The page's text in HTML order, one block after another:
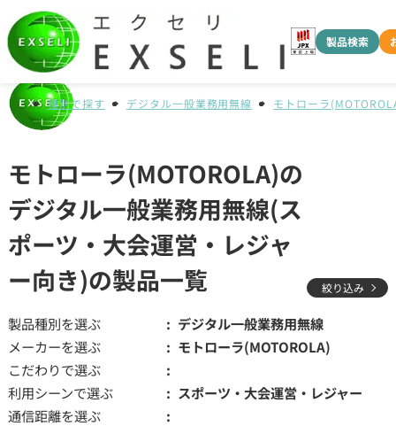
製品検索
種別で探す デジタル一般業務用無線 モトローラ
モトローラ(MOTOROLA)の
デジタル一般業務用無線(ス
ポーツ・大会運営・レジャ
ー向き)の製品一覧
絞り込み
製品種別を選ぶ
デジタル一般業務用無線
メーカーを選ぶ
モトローラ(MOTOROLA)
こだわりで選ぶ
利用シーンで選ぶ
スポーツ・大会運営・レジャー
通信距離を選ぶ